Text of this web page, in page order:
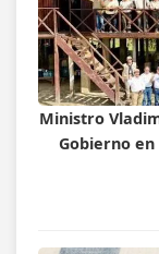
Ministro
Gobierno